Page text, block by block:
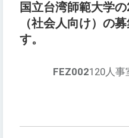
国立台湾師範大学
（社会人向け）の
す。
FEZ002120人事